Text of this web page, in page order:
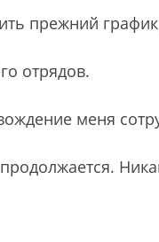
прежний
отрядов.
меня